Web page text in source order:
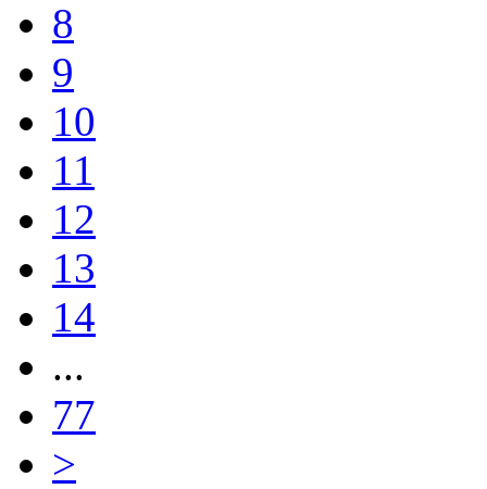
8
9
10
11
12
13
14
...
77
>